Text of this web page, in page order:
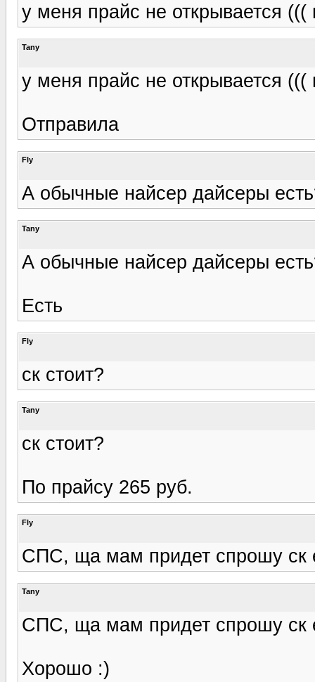
у меня прайс не открывается
Tany
у меня прайс не открывается
Отправила
Fly
А обычные найсер дайсеры
Tany
А обычные найсер дайсеры
Есть
Fly
ск стоит?
Tany
ск стоит?
По прайсу 265 руб.
Fly
СПС, ща мам придет спрошу ск
Tany
СПС, ща мам придет спрошу ск
Хорошо :)